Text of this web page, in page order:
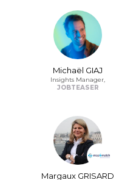
Michaël GIAJ
Insights Manager,
JOBTEASER
Margaux GRISARD